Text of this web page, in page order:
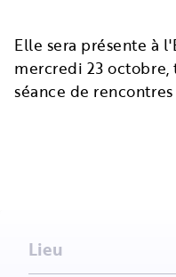
Elle sera présente à
mercredi 23
séance de
Lieu